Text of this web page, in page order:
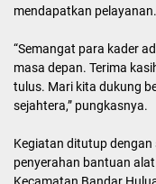
mendapatkan pelayanan.
“Semangat para kader
masa depan. Terima
tulus. Mari kita dukung
sejahtera,” pungkasnya.
Kegiatan ditutup dengan
penyerahan bantuan